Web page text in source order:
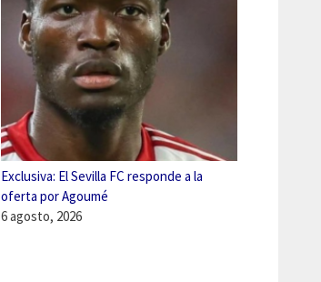
Exclusiva: El Sevilla FC responde a la
oferta por Agoumé
6 agosto, 2026